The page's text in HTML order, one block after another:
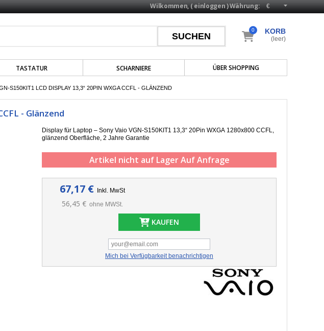
Währung:
Wilkommen, (einloggen)
TASTATUR SCHARNIERE ÜBER SHOPPING
KORB
0
(leer)
S150KIT1 LCD DISPLAY 13,3“ 20PIN WXGA CCFL - GLÄNZEND
- Glänzend
Display für Laptop – Sony Vaio VGN-S150KIT1 13,3“ 20Pin WXGA 1280x800 CCFL,
g länzend Oberfläche, 2 Jahre Garantie
Artikel nicht auf Lager Auf Anfrage
67,17 € Inkl. MwSt
56,45 € ohne MWSt.
KAUFEN
Mich bei Verfügbarkeit benachrichtigen